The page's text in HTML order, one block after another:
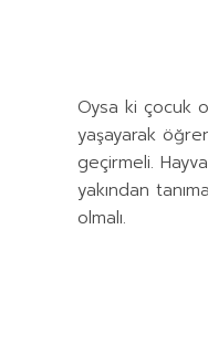
Oysa ki çocuk
yaşayarak
geçirmeli.
yakından
olmalı.